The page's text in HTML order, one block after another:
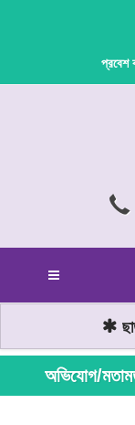
প্রবেশ
অভিযোগ/